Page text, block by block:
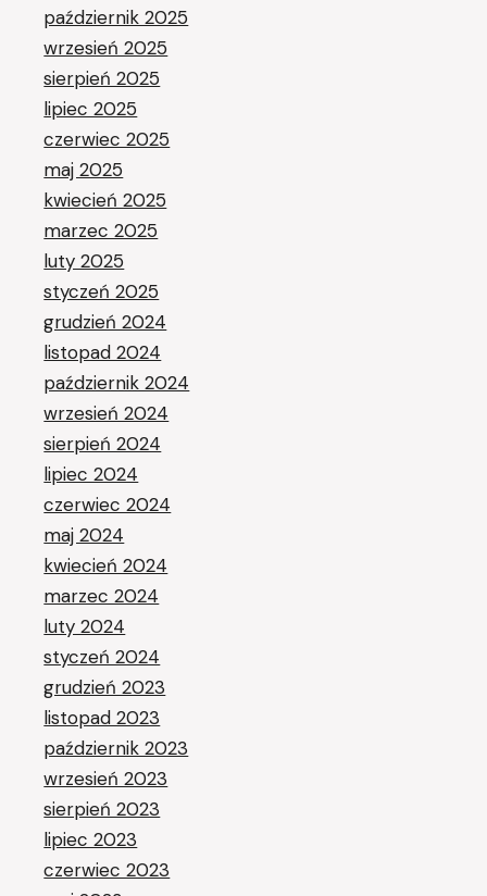
październik 2025
wrzesień 2025
sierpień 2025
lipiec 2025
czerwiec 2025
maj 2025
kwiecień 2025
marzec 2025
luty 2025
styczeń 2025
grudzień 2024
listopad 2024
październik 2024
wrzesień 2024
sierpień 2024
lipiec 2024
czerwiec 2024
maj 2024
kwiecień 2024
marzec 2024
luty 2024
styczeń 2024
grudzień 2023
listopad 2023
październik 2023
wrzesień 2023
sierpień 2023
lipiec 2023
czerwiec 2023